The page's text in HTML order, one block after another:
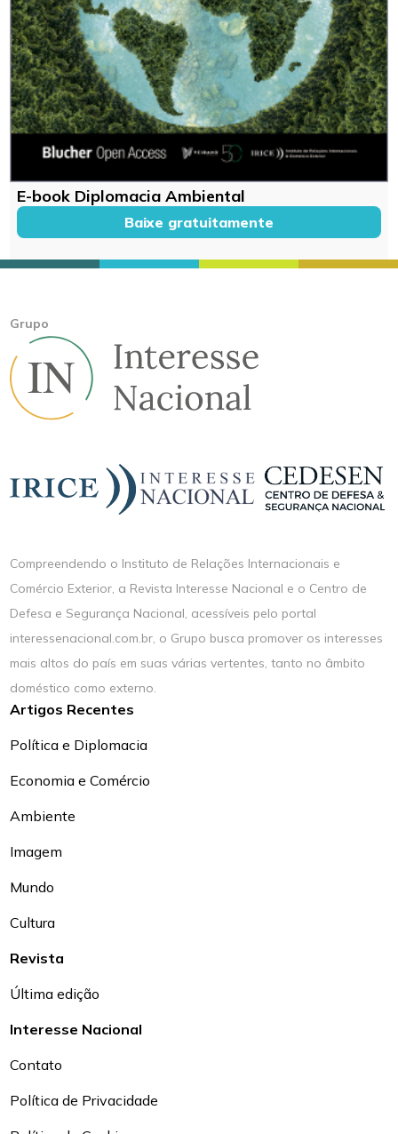
E-book Diplomacia Ambiental
Baixe gratuitamente
Grupo
Compreendendo o Instituto de Relações Internacionais e
Comércio Exterior, a Revista Interesse Nacional e o Centro de
Defesa e Segurança Nacional, acessíveis pelo portal
interessenacional.com.br, o Grupo busca promover os interesses
mais altos do país em suas várias vertentes, tanto no âmbito
doméstico como externo.
Artigos Recentes
Política e Diplomacia
Economia e Comércio
Ambiente
Imagem
Mundo
Cultura
Revista
Última edição
Interesse Nacional
Contato
Política de Privacidade